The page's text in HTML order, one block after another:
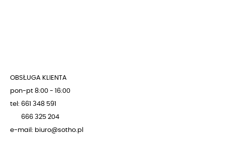
OBSŁUGA KLIENTA
pon-pt 8:00 - 16:00
tel: 661 348 591
666 325 204
e-mail: biuro@sotho.pl